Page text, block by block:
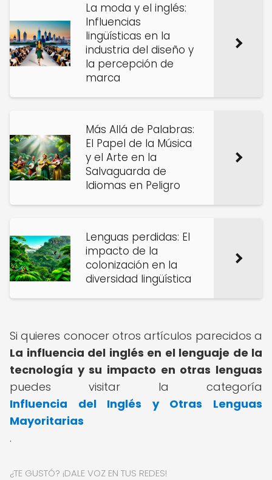
La moda y el inglés:
Influencias
lingüísticas en la
industria del diseño y
la percepción de
marca
Más Allá de Palabras:
El Papel de la Música
y el Arte en la
Salvaguarda de
Idiomas en Peligro
Lenguas perdidas: El
impacto de la
colonización en la
diversidad lingüística
Si quieres conocer otros artículos parecidos a
La influencia del inglés en el lenguaje de la
tecnología y su impacto en otras lenguas
puedes visitar la categoría
Influencia del Inglés y Otras Lenguas
Mayoritarias
.
¿TE GUSTÓ? ¡DALE VOZ EN TUS REDES!